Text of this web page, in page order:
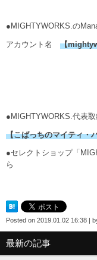
●MIGHTYWORKS.の
アカウント名 【
●MIGHTYWORKS.代表
【こばっちのマイティ・
●セレクトショップ「
ら
Posted on 2019.01.02 16:38 |
最新の記事